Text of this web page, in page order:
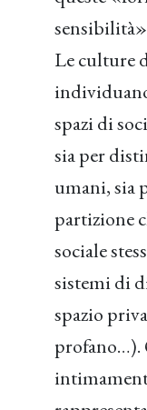
Le culture
spazi di
sia per
umani, sia
partizione
sociale
sistemi di
spazio
profano…).